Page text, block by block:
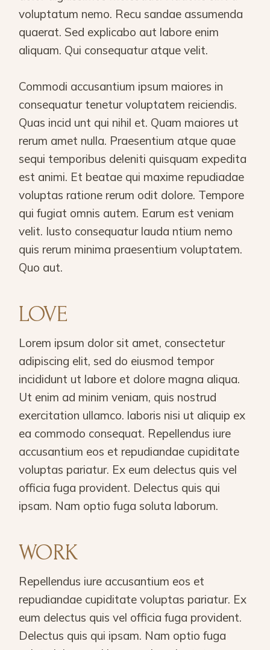
voluptatum nemo. Recu sandae assumenda
quaerat. Sed explicabo aut labore enim
aliquam. Qui consequatur atque velit.
Commodi accusantium ipsum maiores in
consequatur tenetur voluptatem reiciendis.
Quas incid unt qui nihil et. Quam maiores ut
rerum amet nulla. Praesentium atque quae
sequi temporibus deleniti quisquam expedita
est animi. Et beatae qui maxime repudiadae
voluptas ratione rerum odit dolore. Tempore
qui fugiat omnis autem. Earum est veniam
velit. Iusto consequatur lauda ntium nemo
quis rerum minima praesentium voluptatem.
Quo aut.
LOVE
Lorem ipsum dolor sit amet, consectetur
adipiscing elit, sed do eiusmod tempor
incididunt ut labore et dolore magna aliqua.
Ut enim ad minim veniam, quis nostrud
exercitation ullamco. laboris nisi ut aliquip ex
ea commodo consequat. Repellendus iure
accusantium eos et repudiandae cupiditate
voluptas pariatur. Ex eum delectus quis vel
officia fuga provident. Delectus quis qui
ipsam. Nam optio fuga soluta laborum.
WORK
Repellendus iure accusantium eos et
repudiandae cupiditate voluptas pariatur. Ex
eum delectus quis vel officia fuga provident.
Delectus quis qui ipsam. Nam optio fuga